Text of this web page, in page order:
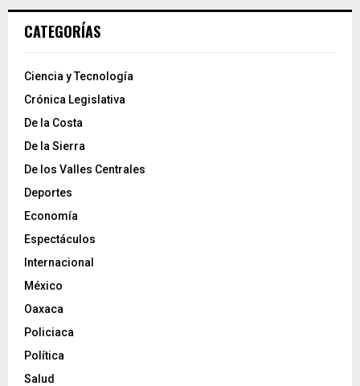
CATEGORÍAS
Ciencia y Tecnología
Crónica Legislativa
De la Costa
De la Sierra
De los Valles Centrales
Deportes
Economía
Espectáculos
Internacional
México
Oaxaca
Policiaca
Política
Salud